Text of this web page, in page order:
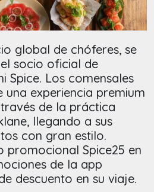
global de chóferes, se
socio oficial de
Spice. Los comensales
una experiencia premium
de la práctica
llegando a sus
con gran estilo.
promocional Spice25 en
de la app
descuento en su viaje.